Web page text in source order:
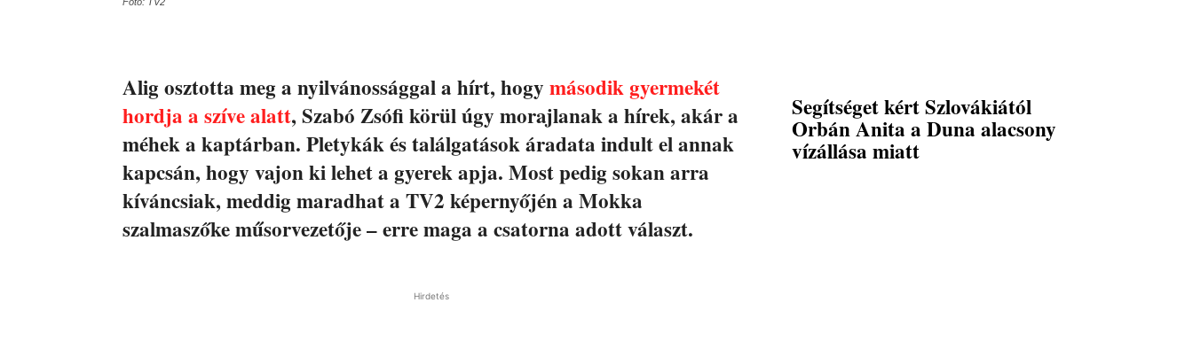
Alig osztotta meg a nyilvánossággal a hírt, hogy második gyermekét
hordja a szíve alatt, Szabó Zsófi körül úgy morajlanak a hírek, akár a
méhek a kaptárban. Pletykák és találgatások áradata indult el annak
kapcsán, hogy vajon ki lehet a gyerek apja. Most pedig sokan arra
kíváncsiak, meddig maradhat a TV2 képernyőjén a Mokka
szalmaszőke műsorvezetője – erre maga a csatorna adott választ.
Hirdetés
Segítséget kért Szlovákiától
Orbán Anita a Duna alacsony
vízállása miatt